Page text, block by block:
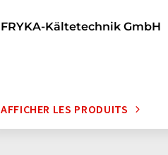
FRYKA-Kältetechnik GmbH
AFFICHER LES PRODUITS